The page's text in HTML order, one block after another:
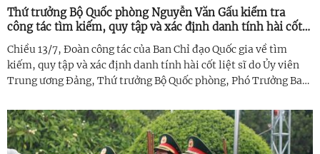
Thứ trưởng Bộ Quốc phòng Nguyễn Văn Gấu kiểm tra
công tác tìm kiếm, quy tập và xác định danh tính hài cốt
liệt sĩ trên địa bàn tỉnh
Chiều 13/7, Đoàn công tác của Ban Chỉ đạo Quốc gia về tìm
kiếm, quy tập và xác định danh tính hài cốt liệt sĩ do Ủy viên
Trung ương Đảng, Thứ trưởng Bộ Quốc phòng, Phó Trưởng Ban
đoàn đã làm ...